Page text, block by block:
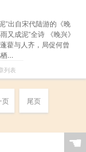
”出自宋代陆游的《晚
又成泥”全诗 《晚兴》
藋与人齐，局促何曾
...
列表
页 尾页
☚